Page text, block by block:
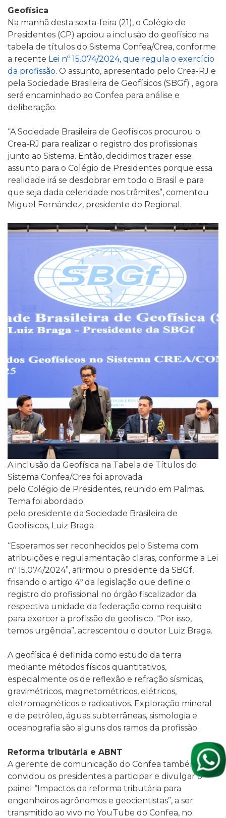
Geofísica
Na manhã desta sexta-feira (21), o Colégio de
Presidentes (CP) apoiou a inclusão do geofísico na
tabela de títulos do Sistema Confea/Crea, conforme
a recente Lei nº 15.074/2024, que regula o exercício
da profissão. O assunto, apresentado pelo Crea-RJ e
pela Sociedade Brasileira de Geofísicos (SBGf) , agora
será encaminhado ao Confea para análise e
deliberação.
“A Sociedade Brasileira de Geofísicos procurou o
Crea-RJ para realizar o registro dos profissionais
junto ao Sistema. Então, decidimos trazer esse
assunto para o Colégio de Presidentes porque essa
realidade irá se desdobrar em todo o Brasil e para
que seja dada celeridade nos trâmites”, comentou
Miguel Fernández, presidente do Regional.
A inclusão da Geofísica na Tabela de Títulos do
Sistema Confea/Crea foi aprovada
pelo Colégio de Presidentes, reunido em Palmas.
Tema foi abordado
pelo presidente da Sociedade Brasileira de
Geofísicos, Luiz Braga
“Esperamos ser reconhecidos pelo Sistema com
atribuições e regulamentação claras, conforme a Lei
nº 15.074/2024”, afirmou o presidente da SBGf,
frisando o artigo 4º da legislação que define o
registro do profissional no órgão fiscalizador da
respectiva unidade da federação como requisito
para exercer a profissão de geofísico. “Por isso,
temos urgência”, acrescentou o doutor Luiz Braga.
A geofísica é definida como estudo da terra
mediante métodos físicos quantitativos,
especialmente os de reflexão e refração sísmicas,
gravimétricos, magnetométricos, elétricos,
eletromagnéticos e radioativos. Exploração mineral
e de petróleo, águas subterrâneas, sismologia e
oceanografia são alguns dos ramos da profissão.
Reforma tributária e ABNT
A gerente de comunicação do Confea também
convidou os presidentes a participar e divulgar o
painel “Impactos da reforma tributária para
engenheiros agrônomos e geocientistas”, a ser
transmitido ao vivo no YouTube do Confea, no